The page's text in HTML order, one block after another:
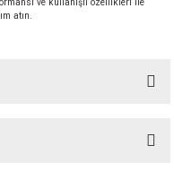
ve kullanışlı özellikleri ile
atın.